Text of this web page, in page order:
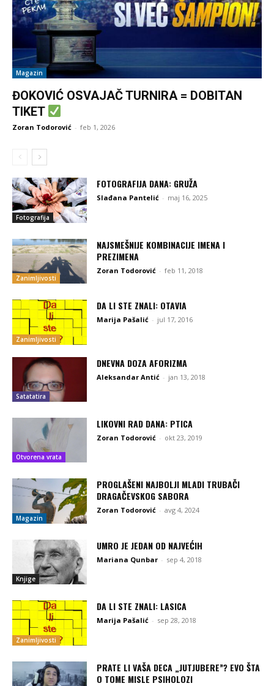
Magazin
ĐOKOVIĆ OSVAJAČ TURNIRA = DOBITAN
TIKET
Zoran Todorović - feb 1, 2026
Fotografija
FOTOGRAFIJA DANA: GRUŽA
Slađana Pantelić - maj 16, 2025
Zanimljivosti
NAJSMEŠNIJE KOMBINACIJE IMENA I
PREZIMENA
Zoran Todorović - feb 11, 2018
Zanimljivosti
DA LI STE ZNALI: OTAVIA
Marija Pašalić - jul 17, 2016
Satatatira
DNEVNA DOZA AFORIZMA
Aleksandar Antić - jan 13, 2018
Otvorena vrata
LIKOVNI RAD DANA: PTICA
Zoran Todorović - okt 23, 2019
Magazin
PROGLAŠENI NAJBOLJI MLADI TRUBAČI
DRAGAČEVSKOG SABORA
Zoran Todorović - avg 4, 2024
Knjige
UMRO JE JEDAN OD NAJVEĆIH
Mariana Qunbar - sep 4, 2018
Zanimljivosti
DA LI STE ZNALI: LASICA
Marija Pašalić - sep 28, 2018
PRATE LI VAŠA DECA „JUTJUBERE”? EVO ŠTA
O TOME MISLE PSIHOLOZI